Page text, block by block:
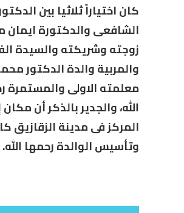
كان اختياراً ثلاثيا بين
الشافعى والدكتورة
زوجته وشريكته والسيدة
والمربية والدة الدكتور
معلمته الاولى والمستمرة
الله، والجدير بالذكر أن
المركز فى مدينة الزقازيق
وتأسيس الوالدة رحمها الله.